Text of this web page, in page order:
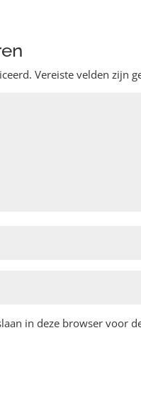
Vereiste velden zijn
in deze browser voor